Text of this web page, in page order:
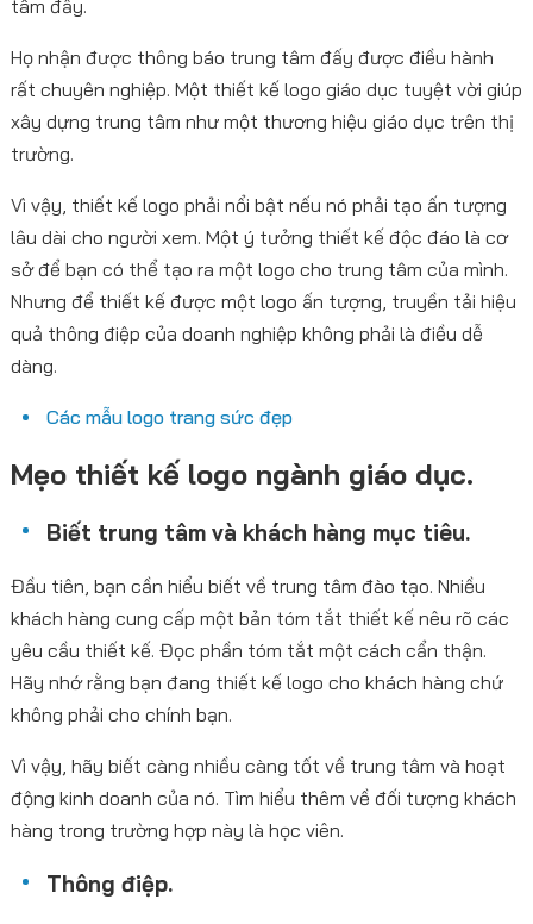
tâm đấy.
Họ nhận được thông báo trung tâm đấy được điều hành
rất chuyên nghiệp. Một thiết kế logo giáo dục tuyệt vời giúp
xây dựng trung tâm như một thương hiệu giáo dục trên thị
trường.
Vì vậy, thiết kế logo phải nổi bật nếu nó phải tạo ấn tượng
lâu dài cho người xem. Một ý tưởng thiết kế độc đáo là cơ
sở để bạn có thể tạo ra một logo cho trung tâm của mình.
Nhưng để thiết kế được một logo ấn tượng, truyền tải hiệu
quả thông điệp của doanh nghiệp không phải là điều dễ
dàng.
Các mẫu logo trang sức đẹp
Mẹo thiết kế logo ngành giáo dục.
Biết trung tâm và khách hàng mục tiêu.
Đầu tiên, bạn cần hiểu biết về trung tâm đào tạo. Nhiều
khách hàng cung cấp một bản tóm tắt thiết kế nêu rõ các
yêu cầu thiết kế. Đọc phần tóm tắt một cách cẩn thận.
Hãy nhớ rằng bạn đang thiết kế logo cho khách hàng chứ
không phải cho chính bạn.
Vì vậy, hãy biết càng nhiều càng tốt về trung tâm và hoạt
động kinh doanh của nó. Tìm hiểu thêm về đối tượng khách
hàng trong trường hợp này là học viên.
Thông điệp.